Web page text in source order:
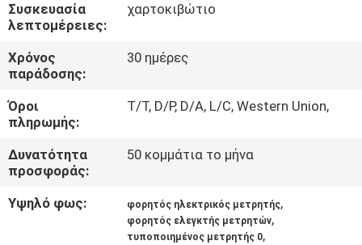
ΣΕ
ΕΠΑΦΉ
ΜΕ
ΖΗΤΉΣΤΕ
ΈΝΑ
ΑΠΌΣΠΑΣΜΑ
Συσκευασία
λεπτομέρειες:
χαρτοκιβώτιο
Χρόνος
παράδοσης:
30 ημέρες
Όροι
πληρωμής:
T/T, D/P, D/A, L/C, Western Union,
Δυνατότητα
προσφοράς:
50 κομμάτια το μήνα
Υψηλό φως: φορητός ηλεκτρικός μετρητής,
φορητός ελεγκτής μετρητών,
τυποποιημένος μετρητής 0,